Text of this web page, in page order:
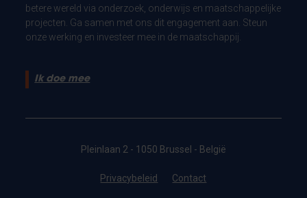
betere wereld via onderzoek, onderwijs en maatschappelijke
projecten. Ga samen met ons dit engagement aan. Steun
onze werking en investeer mee in de maatschappij.
Ik doe mee
Pleinlaan 2 - 1050 Brussel - België
Privacybeleid Contact